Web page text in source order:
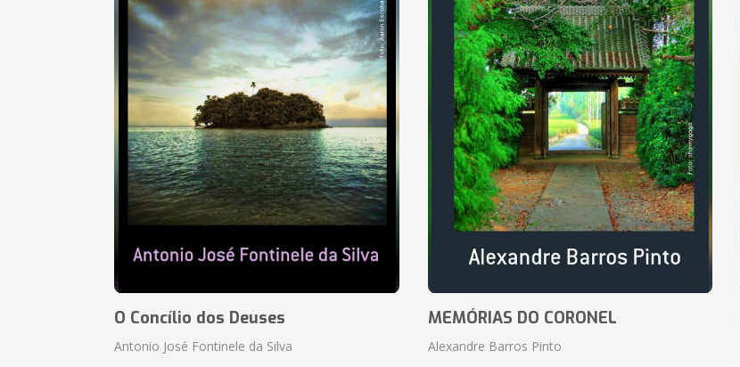
O Concílio dos Deuses
Antonio José Fontinele da Silva
MEMÓRIAS DO CORONEL
Alexandre Barros Pinto